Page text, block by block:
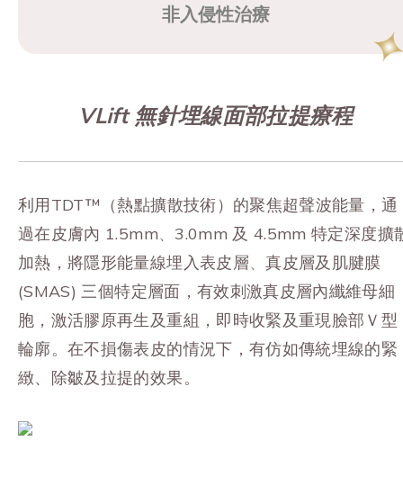
非入侵性治療
VLift 無針埋線面部拉提療程
利用TDT™（熱點擴散技術）的聚焦超聲波能量，通
過在皮膚內 1.5mm、 3.0mm 及 4.5mm 特定深度擴
加熱，將隱形能量線埋入表皮層、真皮層及肌腱膜
(SMAS) 三個特定層面，有效刺激真皮層內纖維母細
胞，激活膠原再生及重組，即時收緊及重現臉部Ｖ型
輪廓。在不損傷表皮的情況下，有仿如傳統埋線的緊
緻、除皺及拉提的效果。